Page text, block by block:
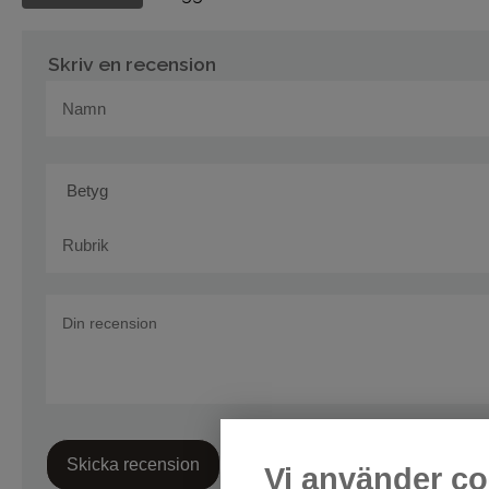
Vi använder
Skriv en recension
Skicka recension